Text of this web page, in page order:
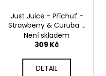
Just Juice - Příchuť -
Strawberry & Curuba -
30ml
Není skladem
309 Kč
DETAIL